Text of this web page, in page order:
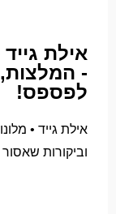
אילת
-
לפספס!
אילת גייד •
וביקורות